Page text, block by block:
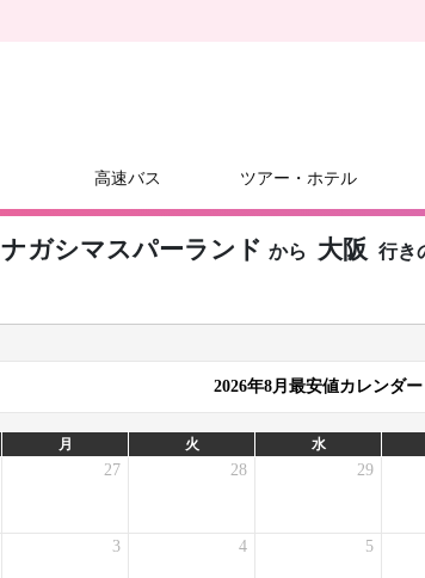
高速バス ツアー・ホテル
ナガシマスパーランド から 大阪 行き
2026年8月最安値カレンダー
月 火 水
27 28 29
3 4 5